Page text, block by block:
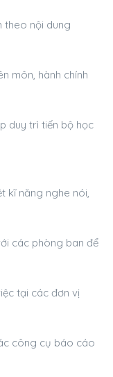
theo nội dung
môn, hành chính
duy trì tiến bộ học
kĩ năng nghe nói,
các phòng ban để
tại các đơn vị
công cụ báo cáo